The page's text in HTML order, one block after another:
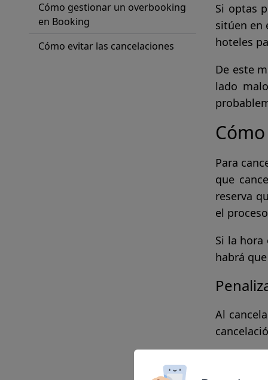
Cómo gestionar un overbooking
en Booking
Cómo evitar las cancelaciones
Si optas
sitúen en
hoteles
De este
lado
Para
que
reserva
el
Si la
habrá
Al
Se